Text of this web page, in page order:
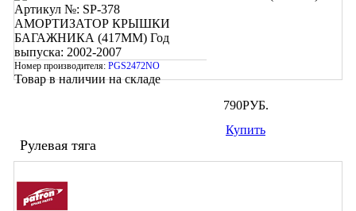
Артикул №: SP-378
АМОРТИЗАТОР КРЫШКИ
БАГАЖНИКА (417ММ) Год
выпуска: 2002-2007
Номер производителя: PGS2472NO
Товар в наличии на складе
790РУБ.
Купить
Рулевая тяга